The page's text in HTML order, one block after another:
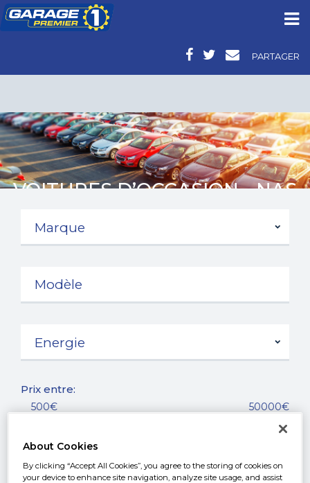
PARTAGER
VOITURES D’OCCASION - NAS
Prix entre:
500€ 50000€
Année entre:
About Cookies
By clicking “Accept All Cookies”, you agree to the storing of cookies on
your device to enhance site navigation, analyze site usage, and assist